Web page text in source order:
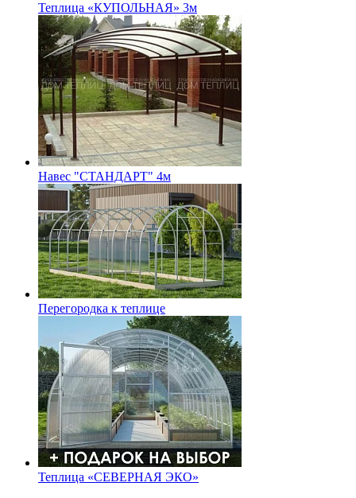
Теплица «КУПОЛЬНАЯ» 3м
Навес "СТАНДАРТ" 4м
Перегородка к теплице
Теплица «СЕВЕРНАЯ ЭКО»